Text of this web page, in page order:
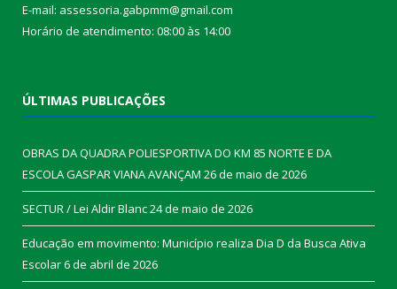
E-mail: assessoria.gabpmm@gmail.com
Horário de atendimento: 08:00 às 14:00
ÚLTIMAS PUBLICAÇÕES
OBRAS DA QUADRA POLIESPORTIVA DO KM 85 NORTE E DA
ESCOLA GASPAR VIANA AVANÇAM 26 de maio de 2026
SECTUR / Lei Aldir Blanc24 de maio de 2026
Educação em movimento: Município realiza Dia D da Busca Ativa
Escolar6 de abril de 2026